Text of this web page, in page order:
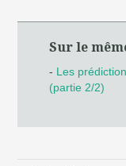
Sur le
- Les
(partie 2/2)